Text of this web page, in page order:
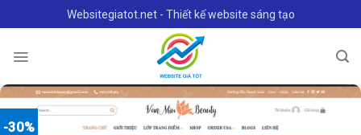
to
Websitegiatot.net - Thiết kế website sáng tạo
-30%